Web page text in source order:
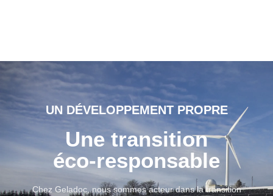
UN DÉVELOPPEMENT PROPRE
Une transition
éco-responsable
Chez Geladoc, nous sommes acteur dans la transition